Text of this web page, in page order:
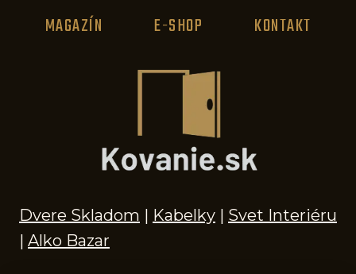
á
á
k
MAGAZÍN E-SHOP KONTAKT
Dvere Skladom | Kabelky | Svet Interiéru
| Alko Bazar